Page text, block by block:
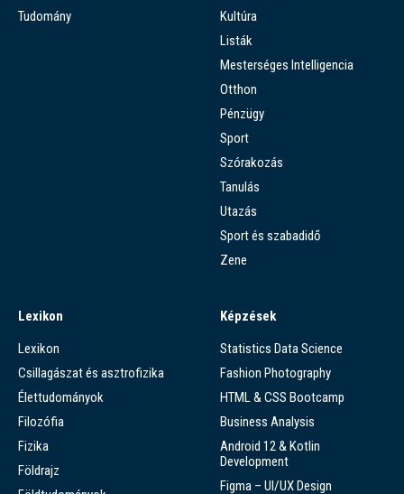
Tudomány
Kultúra
Listák
Mesterséges Intelligencia
Otthon
Pénzügy
Sport
Szórakozás
Tanulás
Utazás
Sport és szabadidő
Zene
Lexikon
Lexikon
Csillagászat és asztrofizika
Élettudományok
Filozófia
Fizika
Földrajz
Képzések
Statistics Data Science
Fashion Photography
HTML & CSS Bootcamp
Business Analysis
Android 12 & Kotlin
Development
Figma – UI/UX Design